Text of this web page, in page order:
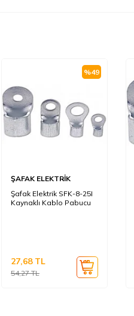
%49
ŞAFAK ELEKTRİK
Şafak Elektrik SFK-8-25I
Kaynaklı Kablo Pabucu
54,27TL
27,68TL